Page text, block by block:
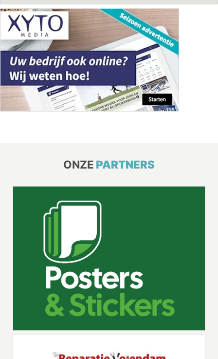
ONZE PARTNERS